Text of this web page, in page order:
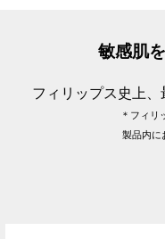
敏 感 肌
フ ィ リ ッ プ ス 史 上、
＊フィリ
製品内に